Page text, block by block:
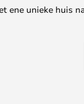
ene unieke huis